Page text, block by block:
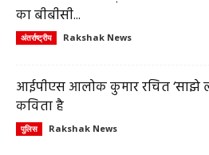
का बीबीसी...
अंतर्राष्ट्रीय Rakshak News
आईपीएस आलोक कुमार रचित ‘साझे
कविता है
पुलिस Rakshak News